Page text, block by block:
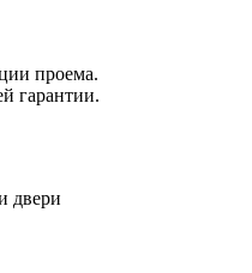
проема.
гарантии.
двери